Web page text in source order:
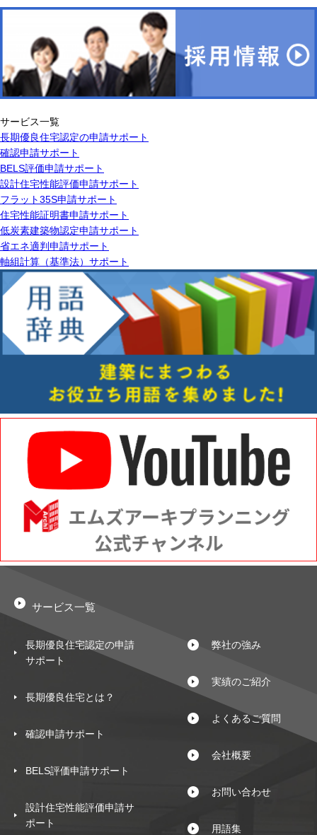
サービス一覧
長期優良住宅認定の申請サポート
確認申請サポート
BELS評価申請サポート
設計住宅性能評価申請サポート
フラット35S申請サポート
住宅性能証明書申請サポート
低炭素建築物認定申請サポート
省エネ適判申請サポート
軸組計算（基準法）サポート
サービス一覧
長期優良住宅認定の申請
サポート
長期優良住宅とは？
確認申請サポート
BELS評価申請サポート
設計住宅性能評価申請サ
ポート
弊社の強み
実績のご紹介
よくあるご質問
会社概要
お問い合わせ
用語集